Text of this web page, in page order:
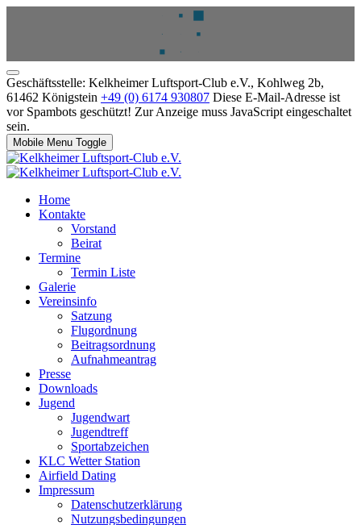
Geschäftsstelle: Kelkheimer Luftsport-Club e.V., Kohlweg 2b,
61462 Königstein +49 (0) 6174 930807 Diese E-Mail-Adresse ist
vor Spambots geschützt! Zur Anzeige muss JavaScript eingeschaltet
sein.
Mobile Menu Toggle
Home
Kontakte
Vorstand
Beirat
Termine
Termin Liste
Galerie
Vereinsinfo
Satzung
Flugordnung
Beitragsordnung
Aufnahmeantrag
Presse
Downloads
Jugend
Jugendwart
Jugendtreff
Sportabzeichen
KLC Wetter Station
Airfield Dating
Impressum
Datenschutzerklärung
Nutzungsbedingungen